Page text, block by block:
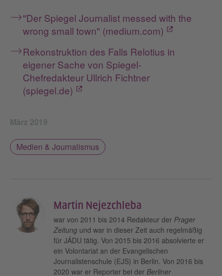
"Der Spiegel Journalist messed with the
wrong small town" (medium.com)
Rekonstruktion des Falls Relotius in
eigener Sache von Spiegel-
Chefredakteur Ullrich Fichtner
(spiegel.de)
März 2019
Medien & Journalismus
Martin Nejezchleba
war von 2011 bis 2014 Redakteur der Prager
Zeitung und war in dieser Zeit auch regelmäßig
für JÁDU tätig. Von 2015 bis 2016 absolvierte er
ein Volontariat an der Evangelischen
Journalistenschule (EJS) in Berlin. Von 2016 bis
2020 war er Reporter bei der Berliner